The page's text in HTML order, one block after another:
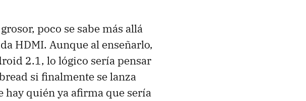
poco se sabe más allá
HDMI. Aunque al enseñarlo,
2.1, lo lógico sería pensar
si finalmente se lanza
quién ya afirma que sería